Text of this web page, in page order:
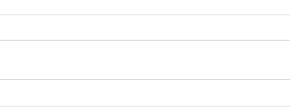
おたえんご成婚レポート おた